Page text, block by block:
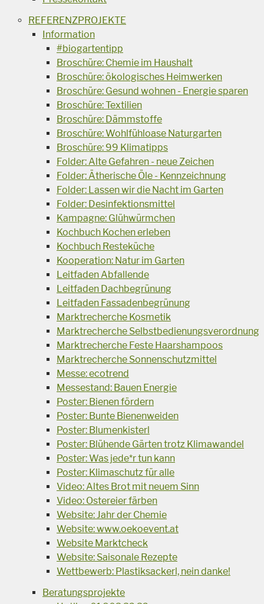
REFERENZPROJEKTE
Information
#biogartentipp
Broschüre: Chemie im Haushalt
Broschüre: ökologisches Heimwerken
Broschüre: Gesund wohnen - Energie sparen
Broschüre: Textilien
Broschüre: Dämmstoffe
Broschüre: Wohlfühloase Naturgarten
Broschüre: 99 Klimatipps
Folder: Alte Gefahren - neue Zeichen
Folder: Ätherische Öle - Kennzeichnung
Folder: Lassen wir die Nacht im Garten
Folder: Desinfektionsmittel
Kampagne: Glühwürmchen
Kochbuch Kochen erleben
Kochbuch Resteküche
Kooperation: Natur im Garten
Leitfaden Abfallende
Leitfaden Dachbegrünung
Leitfaden Fassadenbegrünung
Marktrecherche Kosmetik
Marktrecherche Selbstbedienungsverordnung
Marktrecherche Feste Haarshampoos
Marktrecherche Sonnenschutzmittel
Messe: ecotrend
Messestand: Bauen Energie
Poster: Bienen fördern
Poster: Bunte Bienenweiden
Poster: Blumenkisterl
Poster: Blühende Gärten trotz Klimawandel
Poster: Was jede*r tun kann
Poster: Klimaschutz für alle
Video: Altes Brot mit neuem Sinn
Video: Ostereier färben
Website: Jahr der Chemie
Website: www.oekoevent.at
Website Marktcheck
Website: Saisonale Rezepte
Wettbewerb: Plastiksackerl, nein danke!
Beratungsprojekte